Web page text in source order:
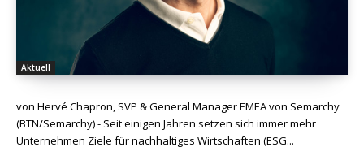
Aktuell
von Hervé Chapron, SVP & General Manager EMEA von Semarchy
(BTN/Semarchy) - Seit einigen Jahren setzen sich immer mehr
Unternehmen Ziele für nachhaltiges Wirtschaften (ESG...